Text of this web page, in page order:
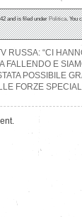
and is filed underPolitica. You
RUSSA: “CI
FALLENDO E
POSSIBILE
FORZE